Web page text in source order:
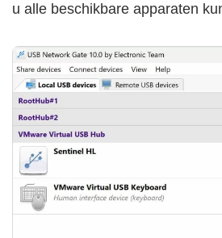
u alle beschikbare apparaten